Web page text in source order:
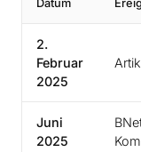
Datum
2.
Februar
2025
Juni
2025